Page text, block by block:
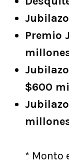
Premio
$600
* Monto